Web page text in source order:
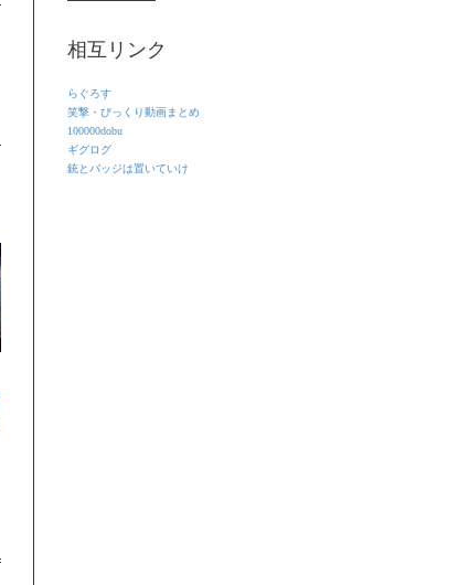
相互リンク
らぐろす
笑撃・びっくり動画まとめ
100000dobu
ギグログ
銃とバッジは置いていけ